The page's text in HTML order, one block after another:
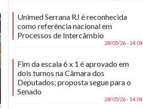
Unimed Serrana RJ é reconhecida
como referência nacional em
Processos de Intercâmbio
28/05/26 - 14:04
Fim da escala 6 x 1 é aprovado em
dois turnos na Câmara dos
Deputados; proposta segue para o
Senado
28/05/26 - 14:04